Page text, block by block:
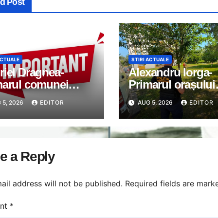
Dragnea-
comunei
Anunț
5, 2026 EDITOR
STIRI ACTUALE
Alexandru Iorga-
Primarul orașului
Găești: Orașele
nu apar din
AUG 5, 2026 EDITOR
a Reply
address will not be published. Required fields are
*